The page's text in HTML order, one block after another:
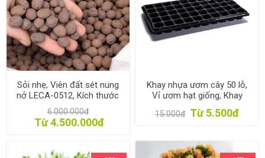
Sỏi nhẹ, Viên đất sét nung
nở LECA-0512, Kích thước
05-12mm, Expanded clay
pebbles LECA
6.000.000đ
Từ 4.500.000đ
Khay nhựa ươm cây 50 lỗ,
Vỉ ươm hạt giống, Khay
nhựa ươm hạt rau hoa
15.000đ Từ 5.500đ